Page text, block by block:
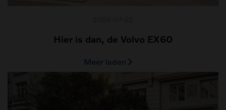
Hier is dan, de Volvo EX60
Meer laden